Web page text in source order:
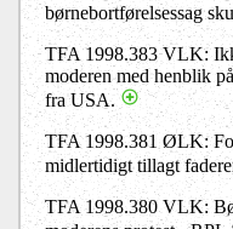
børnebortførelsessag
TFA 1998.383 VLK:
moderen med henblik
fra USA.
TFA 1998.381 ØLK:
midlertidigt tillagt
TFA 1998.380 VLK: